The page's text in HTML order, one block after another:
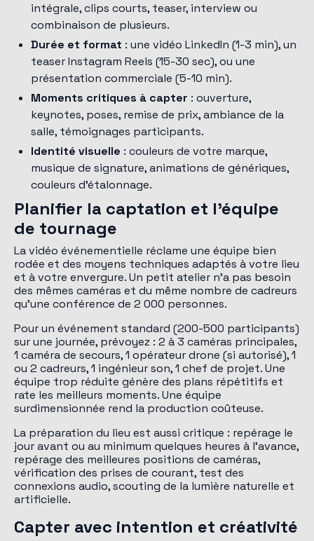
intégrale, clips courts, teaser, interview ou
combinaison de plusieurs.
Durée et format : une vidéo LinkedIn (1-3 min), un
teaser Instagram Reels (15-30 sec), ou une
présentation commerciale (5-10 min).
Moments critiques à capter : ouverture,
keynotes, poses, remise de prix, ambiance de la
salle, témoignages participants.
Identité visuelle : couleurs de votre marque,
musique de signature, animations de génériques,
couleurs d'étalonnage.
Planifier la captation et l'équipe
de tournage
La vidéo événementielle réclame une équipe bien
rodée et des moyens techniques adaptés à votre lieu
et à votre envergure. Un petit atelier n'a pas besoin
des mêmes caméras et du même nombre de cadreurs
qu'une conférence de 2 000 personnes.
Pour un événement standard (200-500 participants)
sur une journée, prévoyez : 2 à 3 caméras principales,
1 caméra de secours, 1 opérateur drone (si autorisé), 1
ou 2 cadreurs, 1 ingénieur son, 1 chef de projet. Une
équipe trop réduite génère des plans répétitifs et
rate les meilleurs moments. Une équipe
surdimensionnée rend la production coûteuse.
La préparation du lieu est aussi critique : repérage le
jour avant ou au minimum quelques heures à l'avance,
repérage des meilleures positions de caméras,
vérification des prises de courant, test des
connexions audio, scouting de la lumière naturelle et
artificielle.
Capter avec intention et créativité